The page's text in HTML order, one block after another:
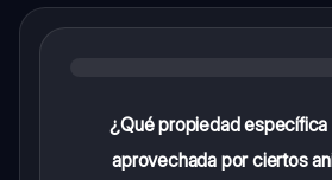
¿Qué propiedad específica
aprovechada por ciertos